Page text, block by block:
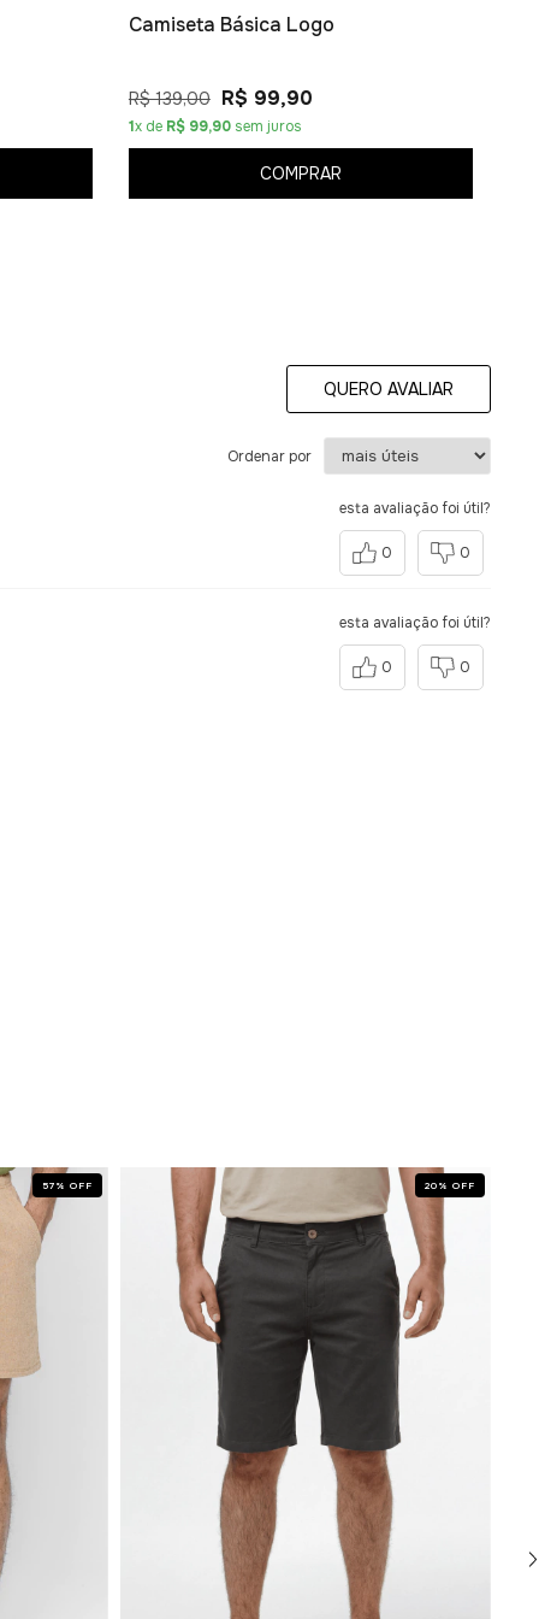
Camiseta Básica Logo
R$ 139,00 R$ 99,90
1x de R$ 99,90sem juros
COMPRAR
QUERO AVALIAR
Ordenar por
esta avaliação foi útil?
0 0
esta avaliação foi útil?
0 0
57 % OFF 20 % OFF